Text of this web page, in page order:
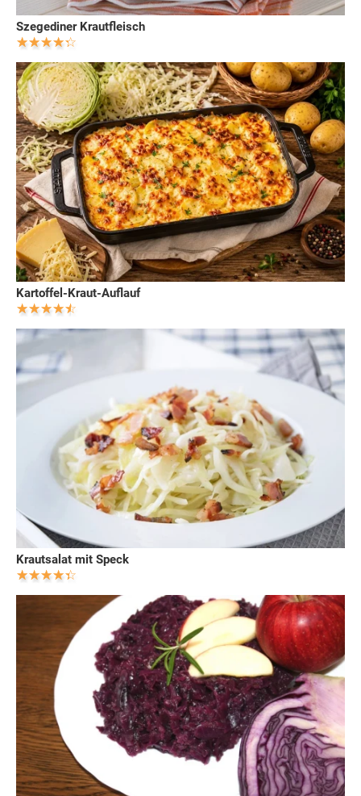
Szegediner Krautfleisch
Kartoffel-Kraut-Auflauf
Krautsalat mit Speck